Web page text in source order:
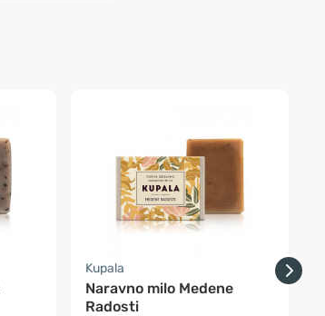
Kupala
Naravno milo Medene
Radosti